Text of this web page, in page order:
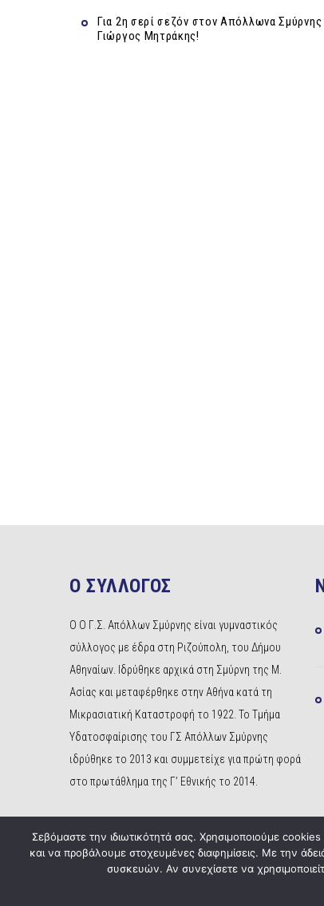
Για 2η σερί σεζόν στον Απόλλωνα Σμύρνης
Γιώργος Μητράκης!
Ο ΣΥΛΛΟΓΟΣ
Ο Ο Γ.Σ. Απόλλων Σμύρνης είναι γυμναστικός
σύλλογος με έδρα στη Ριζούπολη, του Δήμου
Αθηναίων. Ιδρύθηκε αρχικά στη Σμύρνη της Μ.
Ασίας και μεταφέρθηκε στην Αθήνα κατά τη
Μικρασιατική Καταστροφή το 1922. Το Τμήμα
Υδατοσφαίρισης του ΓΣ Απόλλων Σμύρνης
ιδρύθηκε το 2013 και συμμετείχε για πρώτη φορά
στο πρωτάθλημα της Γ’ Εθνικής το 2014.
Σεβόμαστε την ιδιωτικότητά σας. Χρησιμοποιούμε
και να προβάλουμε στοχευμένες διαφημίσεις. Με την
συσκευών. Αν συνεχίσετε να